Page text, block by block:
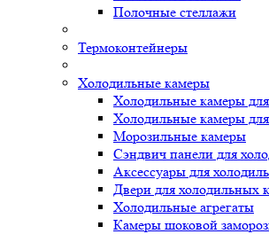
Полочные стеллажи
Термоконтейнеры
Холодильные камеры
Холодильные камеры
Холодильные камеры
Морозильные камеры
Сэндвич панели для
Аксессуары для
Двери для холодильных
Холодильные агрегаты
Камеры шоковой